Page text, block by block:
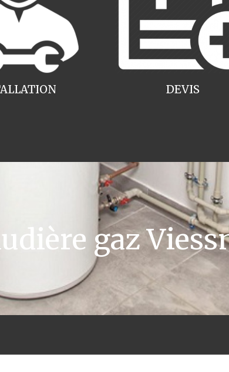
DEVIS
gaz